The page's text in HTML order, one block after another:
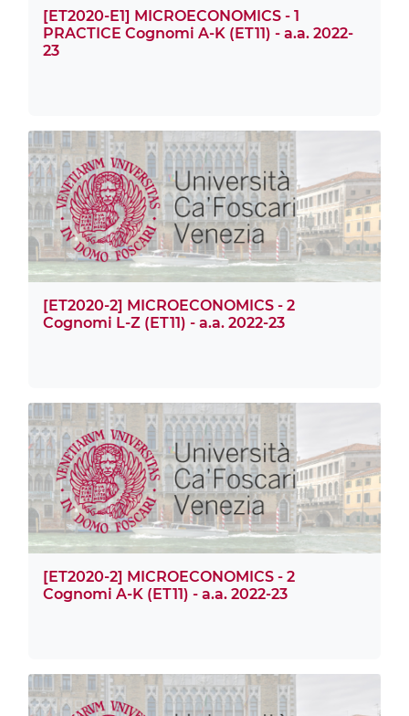
[ET2020-E1] MICROECONOMICS - 1
PRACTICE Cognomi A-K (ET11) - a.a. 2022-
23
[ET2020-2] MICROECONOMICS - 2
Cognomi L-Z (ET11) - a.a. 2022-23
[ET2020-2] MICROECONOMICS - 2
Cognomi A-K (ET11) - a.a. 2022-23